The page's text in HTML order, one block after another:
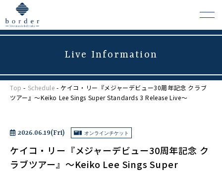
よくある質問
会場レンタルについて
Live Information
Top - Schedule - ケイコ・リー『メジャーデビュー30周年記念 クラブ
ツアー』〜Keiko Lee Sings Super Standards 3 Release Live〜
2026.06.19(Fri) オンラインチケット
ケイコ・リー『メジャーデビュー30周年記念 ク
ラブツアー』〜Keiko Lee Sings Super